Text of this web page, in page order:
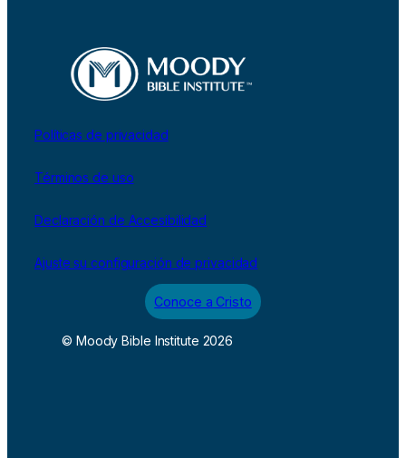
Políticas de privacidad
Términos de uso
Declaración de Accesibilidad
Ajuste su configuración de privacidad
Conoce a Cristo
© Moody Bible Institute 2026